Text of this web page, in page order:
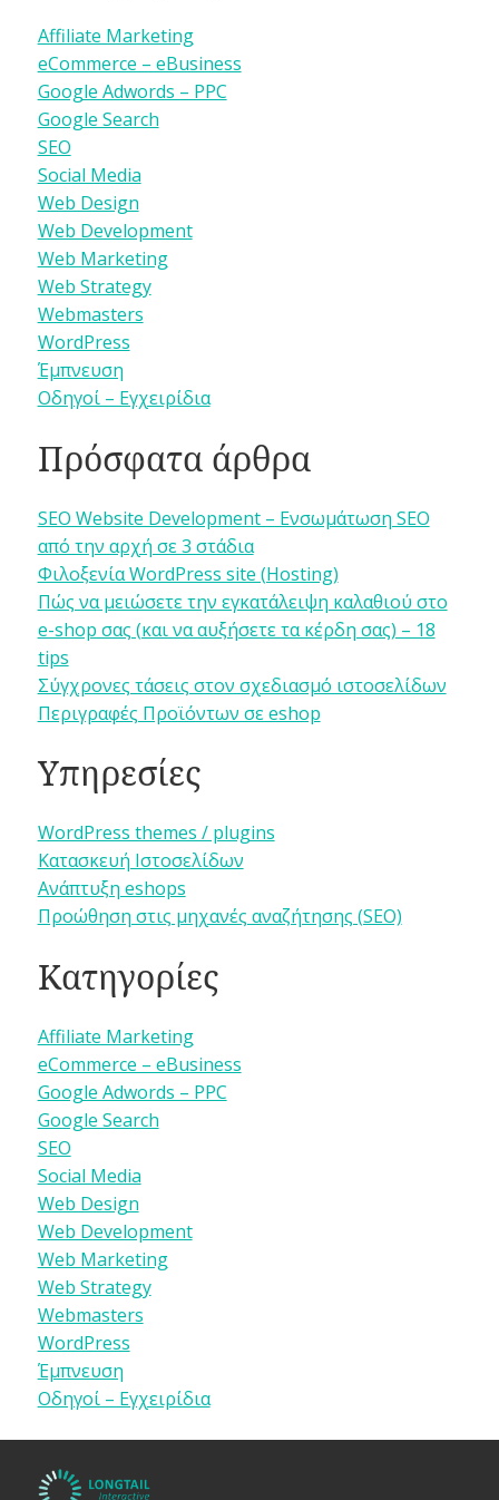
Affiliate Marketing
eCommerce – eBusiness
Google Adwords – PPC
Google Search
SEO
Social Media
Web Design
Web Development
Web Marketing
Web Strategy
Webmasters
WordPress
Έμπνευση
Οδηγοί – Εγχειρίδια
Πρόσφατα άρθρα
SEO Website Development – Ενσωμάτωση SEO
από την αρχή σε 3 στάδια
Φιλοξενία WordPress site (Hosting)
Πώς να μειώσετε την εγκατάλειψη καλαθιού στο
e-shop σας (και να αυξήσετε τα κέρδη σας) – 18
tips
Σύγχρονες τάσεις στον σχεδιασμό ιστοσελίδων
Περιγραφές Προϊόντων σε eshop
Υπηρεσίες
WordPress themes / plugins
Κατασκευή Ιστοσελίδων
Ανάπτυξη eshops
Προώθηση στις μηχανές αναζήτησης (SEO)
Κατηγορίες
Affiliate Marketing
eCommerce – eBusiness
Google Adwords – PPC
Google Search
SEO
Social Media
Web Design
Web Development
Web Marketing
Web Strategy
Webmasters
WordPress
Έμπνευση
Οδηγοί – Εγχειρίδια